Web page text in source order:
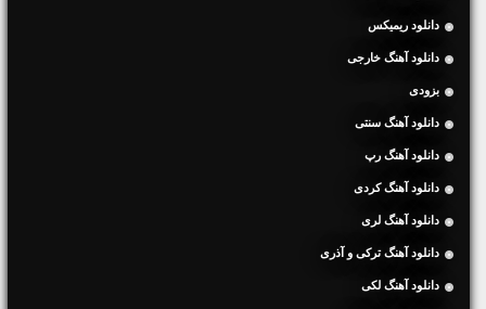
دانلود ریمیکس
دانلود آهنگ خارجی
بزودی
دانلود آهنگ سنتی
دانلود آهنگ رپ
دانلود آهنگ کردی
دانلود آهنگ لری
دانلود آهنگ ترکی و آذری
دانلود آهنگ لکی